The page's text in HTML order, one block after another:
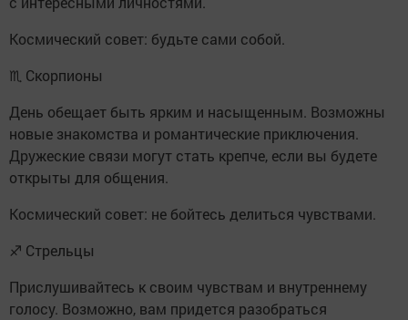
Космический совет: будьте сами собой.
♏ Скорпионы
День обещает быть ярким и насыщенным. Возможны
новые знакомства и романтические приключения.
Дружеские связи могут стать крепче, если вы будете
открыты для общения.
Космический совет: не бойтесь делиться чувствами.
♐ Стрельцы
Прислушивайтесь к своим чувствам и внутреннему
голосу. Возможно, вам придется разобраться